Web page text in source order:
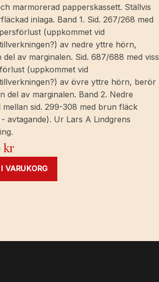
marmorerad papperskassett. Ställvis
inlaga. Band 1. Sid. 267/268 med
(uppkommet vid
av nedre yttre hörn,
del av marginalen. Sid. 687/688 med viss
(uppkommet vid
av övre yttre hörn, berör
del av marginalen. Band 2. Nedre
mellan sid. 299-308 med brun fläck
avtagande). Ur Lars A Lindgrens
kr
VARUKORG